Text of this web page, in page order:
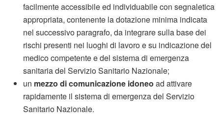
facilmente accessibile ed individuabile con segnaletica
appropriata, contenente la dotazione minima indicata
nel successivo paragrafo, da integrare sulla base dei
rischi presenti nei luoghi di lavoro e su indicazione del
medico competente e del sistema di emergenza
sanitaria del Servizio Sanitario Nazionale;
un mezzo di comunicazione idoneo ad attivare
rapidamente il sistema di emergenza del Servizio
Sanitario Nazionale.